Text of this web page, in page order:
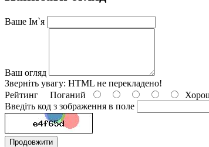
Ваше Ім`я
Ваш огляд
Зверніть увагу: HTML не перекладено!
Рейтинг Поганий
Введіть код з зображення в поле
Продовжити